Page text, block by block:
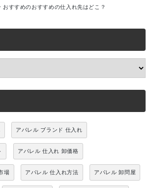
すすめのおすすめの仕入れ先はどこ？
アパレル ブランド 仕入れ
アパレル 仕入れ 卸価格
場 アパレル 仕入れ方法 アパレル 卸問屋